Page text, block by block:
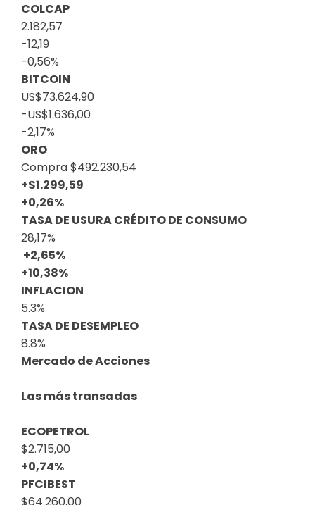
COLCAP
2.182,57
-12,19
-0,56%
BITCOIN
US$73.624,90
-US$1.636,00
-2,17%
ORO
Compra$492.230,54
+$1.299,59
+0,26%
TASA DE USURA CRÉDITO DE CONSUMO
28,17%
+2,65%
+10,38%
INFLACION
5.3%
TASA DE DESEMPLEO
8.8%
Mercado de Acciones
Las más transadas
ECOPETROL
$2.715,00
+0,74%
PFCIBEST